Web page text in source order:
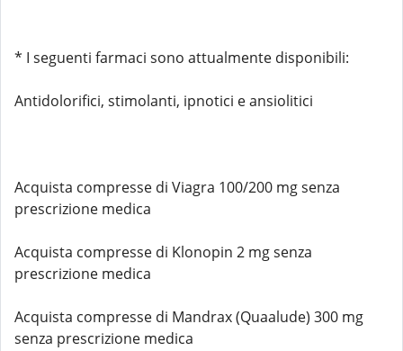
* I seguenti farmaci sono attualmente disponibili:
Antidolorifici, stimolanti, ipnotici e ansiolitici
Acquista compresse di Viagra 100/200 mg senza
prescrizione medica
Acquista compresse di Klonopin 2 mg senza
prescrizione medica
Acquista compresse di Mandrax (Quaalude) 300 mg
senza prescrizione medica